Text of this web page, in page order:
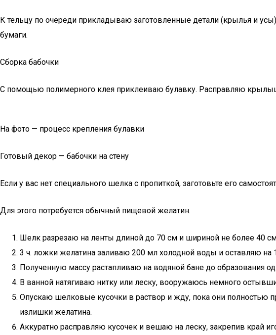
К тельцу по очереди прикладываю заготовленные детали (крылья и
бумаги.
Сборка бабочки
С помощью полимерного клея приклеиваю булавку. Расправляю
На фото — процесс крепления булавки
Готовый декор — бабочки на стену
Если у вас нет специального шелка с пропиткой, заготовьте его
Для этого потребуется обычный пищевой желатин.
Шелк разрезаю на ленты длиной до 70 см и шириной не более 40
3 ч. ложки желатина заливаю 200 мл холодной воды и оставляю на
Полученную массу растапливаю на водяной бане до образования
В ванной натягиваю нитку или леску, вооружаюсь немного
Опускаю шелковые кусочки в раствор и жду, пока они полностью
излишки желатина.
Аккуратно расправляю кусочек и вешаю на леску, закрепив край